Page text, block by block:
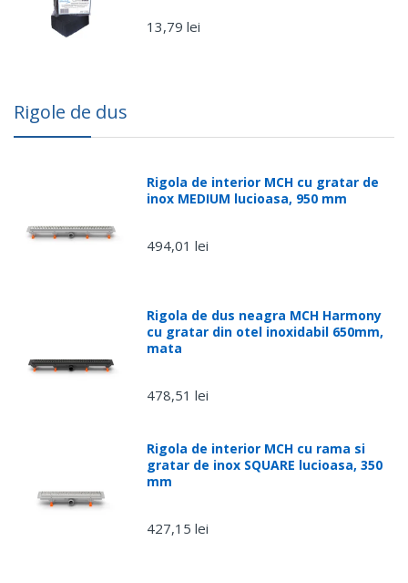
13,79 lei
Rigole de dus
Rigola de interior MCH cu gratar de
inox MEDIUM lucioasa, 950 mm
494,01 lei
Rigola de dus neagra MCH Harmony
cu gratar din otel inoxidabil 650mm,
mata
478,51 lei
Rigola de interior MCH cu rama si
gratar de inox SQUARE lucioasa, 350
mm
427,15 lei